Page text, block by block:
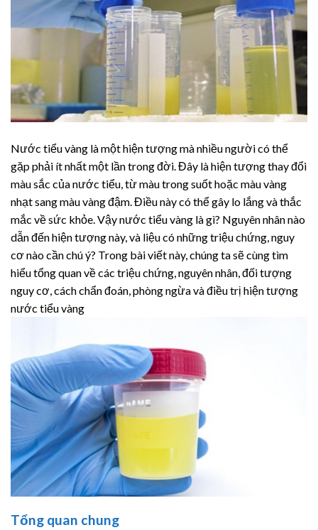
Nước tiểu vàng là một hiện tượng mà nhiều người có thể
gặp phải ít nhất một lần trong đời. Đây là hiện tượng thay đổi
màu sắc của nước tiểu, từ màu trong suốt hoặc màu vàng
nhạt sang màu vàng đậm. Điều này có thể gây lo lắng và thắc
mắc về sức khỏe. Vậy nước tiểu vàng là gì? Nguyên nhân nào
dẫn đến hiện tượng này, và liệu có những triệu chứng, nguy
cơ nào cần chú ý? Trong bài viết này, chúng ta sẽ cùng tìm
hiểu tổng quan về các triệu chứng, nguyên nhân, đối tượng
nguy cơ, cách chẩn đoán, phòng ngừa và điều trị hiện tượng
nước tiểu vàng
Tổng quan chung